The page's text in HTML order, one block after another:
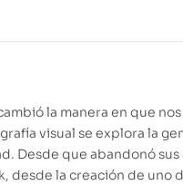
la manera en que
visual se explora la
Desde que abandonó
desde la creación de